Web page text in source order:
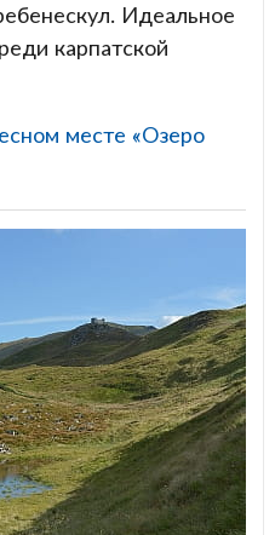
Идеальное
карпатской
месте «Озеро